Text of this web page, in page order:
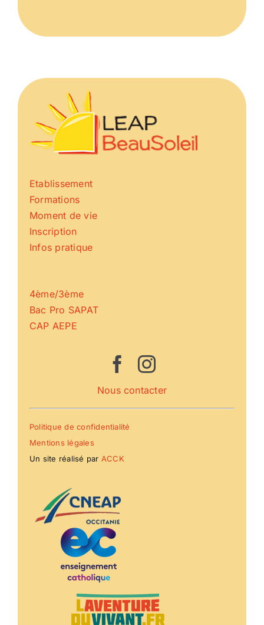
Etablissement
Formations
Moment de vie
Inscription
Infos pratique
4ème/3ème
Bac Pro SAPAT
CAP AEPE
Nous contacter
Politique de confidentialité
Mentions légales
Un site réalisé par ACCK